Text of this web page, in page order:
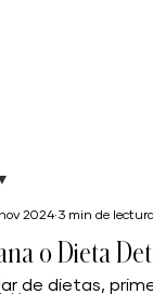
o Dieta
2024 3 min de lectura
de dietas,